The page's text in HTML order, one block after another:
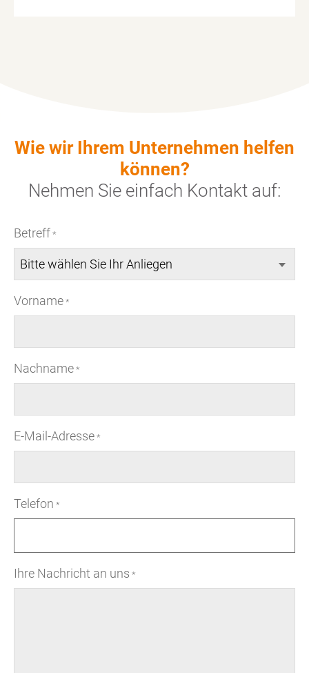
Wie wir Ihrem Unternehmen helfen
können?
Nehmen Sie einfach Kontakt auf:
Betreff *
Vorname *
Nachname *
E-Mail-Adresse *
Telefon *
Ihre Nachricht an uns *